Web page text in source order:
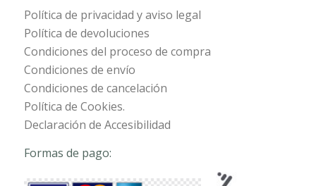
Política de privacidad y aviso legal
Política de devoluciones
Condiciones del proceso de compra
Condiciones de envío
Condiciones de cancelación
Política de Cookies.
Declaración de Accesibilidad
Formas de pago: